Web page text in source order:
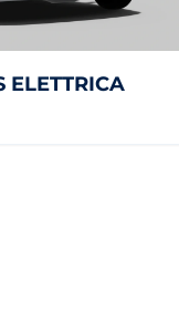
ELETTRICA